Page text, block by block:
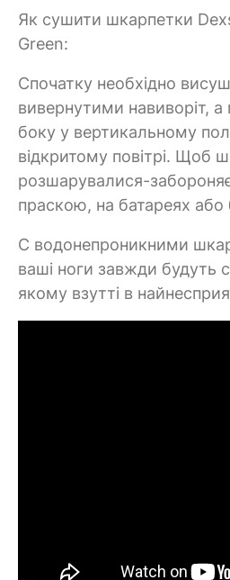
Як сушити шкарпетки
Green:
Спочатку необхідно
вивернутими навиворіт, а
боку у вертикальному
відкритому повітрі. Щоб
розшарувалися-
праскою, на батареях або
C водонепроникними
ваші ноги завжди будуть
якому взутті в